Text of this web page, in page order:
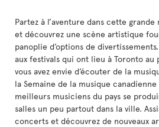
Partez à l’aventure dans cette
et découvrez une scène artistique
panoplie d’options de
aux festivals qui ont lieu à Toronto au
vous avez envie d’écouter de la
la Semaine de la musique
meilleurs musiciens du pays se
salles un peu partout dans la ville.
concerts et découvrez de nouveaux